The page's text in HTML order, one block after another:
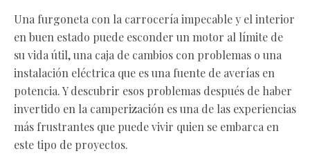
Una furgoneta con la carrocería impecable y el interior
en buen estado puede esconder un motor al límite de
su vida útil, una caja de cambios con problemas o una
instalación eléctrica que es una fuente de averías en
potencia. Y descubrir esos problemas después de haber
invertido en la camperización es una de las experiencias
más frustrantes que puede vivir quien se embarca en
este tipo de proyectos.